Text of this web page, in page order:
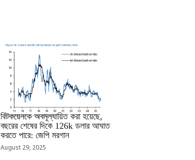
RRCNEWS_BN
বিটকয়েনকে অবমূল্যায়িত করা হয়েছে,
বছরের শেষের দিকে 126k ডলার আঘাত
করতে পারে: জেপি মরগান
August 29, 2025